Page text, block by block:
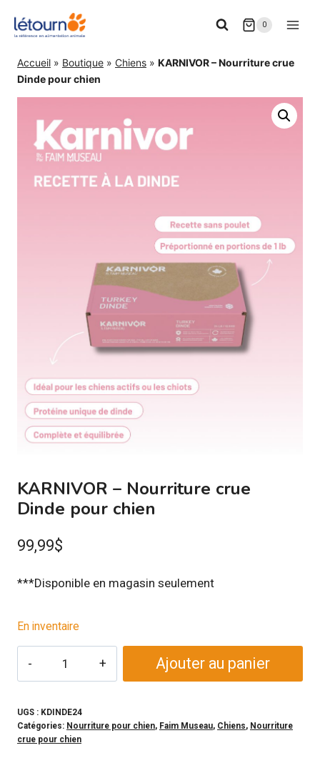
0
Accueil » Boutique » Chiens » KARNIVOR – Nourriture crue
Dinde pour chien
KARNIVOR – Nourriture crue
Dinde pour chien
99,99$
***Disponible en magasin seulement
En inventaire
-
Nourriture
Ajouter au panier
UGS : KDINDE24
Catégories: Nourriture pour chien, Faim Museau, Chiens, Nourriture
crue pour chien